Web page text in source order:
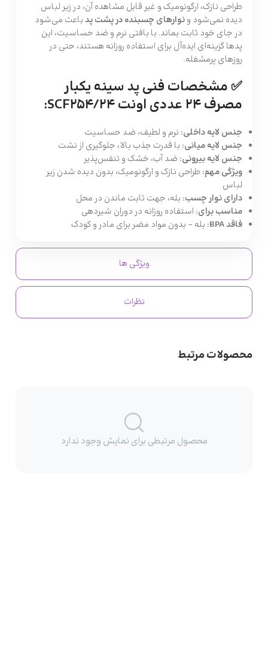
ویژگی ها
نظرات
طراحی نازک، ارگونومیک و غیر قابل مشاهده آن، در زیر لباس
دیده نمی‌شود ونوارهای چسبنده در پشت پد باعث می‌شود
در جای خود ثابت بماند. با بافتی نرم و ضد حساسیت، این
پدها گزینه‌ای ایده‌آل برای استفاده روزانه هستند، حتی در
روزهای پرمشغله.
✅ مشخصات فنی پد سینه یکبار
مصرف ۲۴ عددی اونت SCF254/۲۴:
جنس لایه داخلی: نرم و لطیف، ضد حساسیت
جنس لایه میانی: با قدرت جذب بالا، جلوگیری از نشت
جنس لایه بیرونی: ضد آب، خشک و تنفس‌پذیر
ویژگی مهم: طراحی نازک و ارگونومیک، بدون دیده شدن زیر
لباس
دارای نوار چسب: بله، جهت ثابت ماندن در محل
مناسب برای: استفاده روزانه در دوران شیردهی
فاقد BPA:
بله – بدون مواد مضر برای مادر و کودک
محصولات مرتبط
محصول مرتبطی برای نمایش وجود ندارد